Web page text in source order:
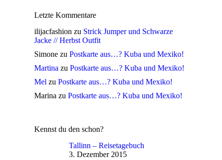
Letzte Kommentare
ilijacfashion zu Strick Jumper und Schwarze
Jacke // Herbst Outfit
Simone zu Postkarte aus…? Kuba und Mexiko!
Martina zu Postkarte aus…? Kuba und Mexiko!
Mel zu Postkarte aus…? Kuba und Mexiko!
Marina zu Postkarte aus…? Kuba und Mexiko!
Kennst du den schon?
Tallinn – Reisetagebuch
3. Dezember 2015